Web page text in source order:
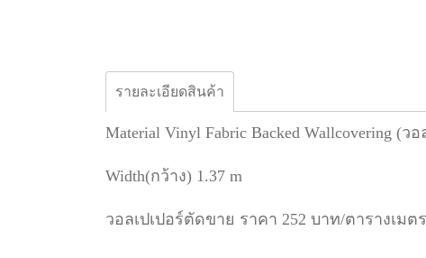
รายละเอียดสินค้า
Material Vinyl Fabric Backed Wallcovering (ว
Width(กว้าง) 1.37 m
วอลเปเปอร์ตัดขาย ราคา 252 บาท/ตารางเมตร